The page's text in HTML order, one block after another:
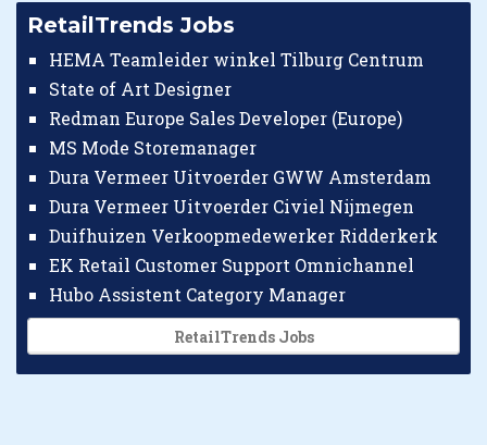
RetailTrends Jobs
HEMA Teamleider winkel Tilburg Centrum
State of Art Designer
Redman Europe Sales Developer (Europe)
MS Mode Storemanager
Dura Vermeer Uitvoerder GWW Amsterdam
Dura Vermeer Uitvoerder Civiel Nijmegen
Duifhuizen Verkoopmedewerker Ridderkerk
EK Retail Customer Support Omnichannel
Hubo Assistent Category Manager
RetailTrends Jobs